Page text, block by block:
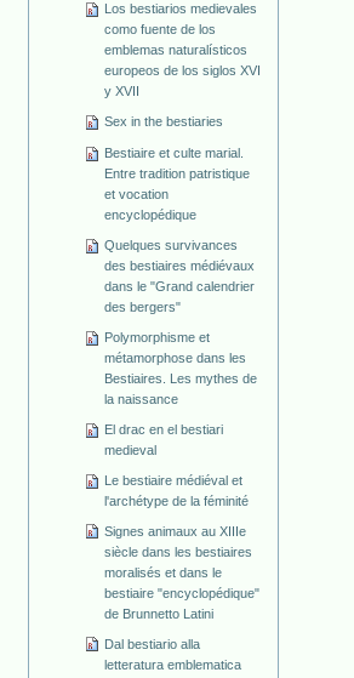
Los bestiarios medievales
como fuente de los
emblemas naturalísticos
europeos de los siglos XVI
y XVII
Sex in the bestiaries
Bestiaire et culte marial.
Entre tradition patristique
et vocation
encyclopédique
Quelques survivances
des bestiaires médiévaux
dans le "Grand calendrier
des bergers"
Polymorphisme et
métamorphose dans les
Bestiaires. Les mythes de
la naissance
El drac en el bestiari
medieval
Le bestiaire médiéval et
l'archétype de la féminité
Signes animaux au XIIIe
siècle dans les bestiaires
moralisés et dans le
bestiaire "encyclopédique"
de Brunnetto Latini
Dal bestiario alla
letteratura emblematica